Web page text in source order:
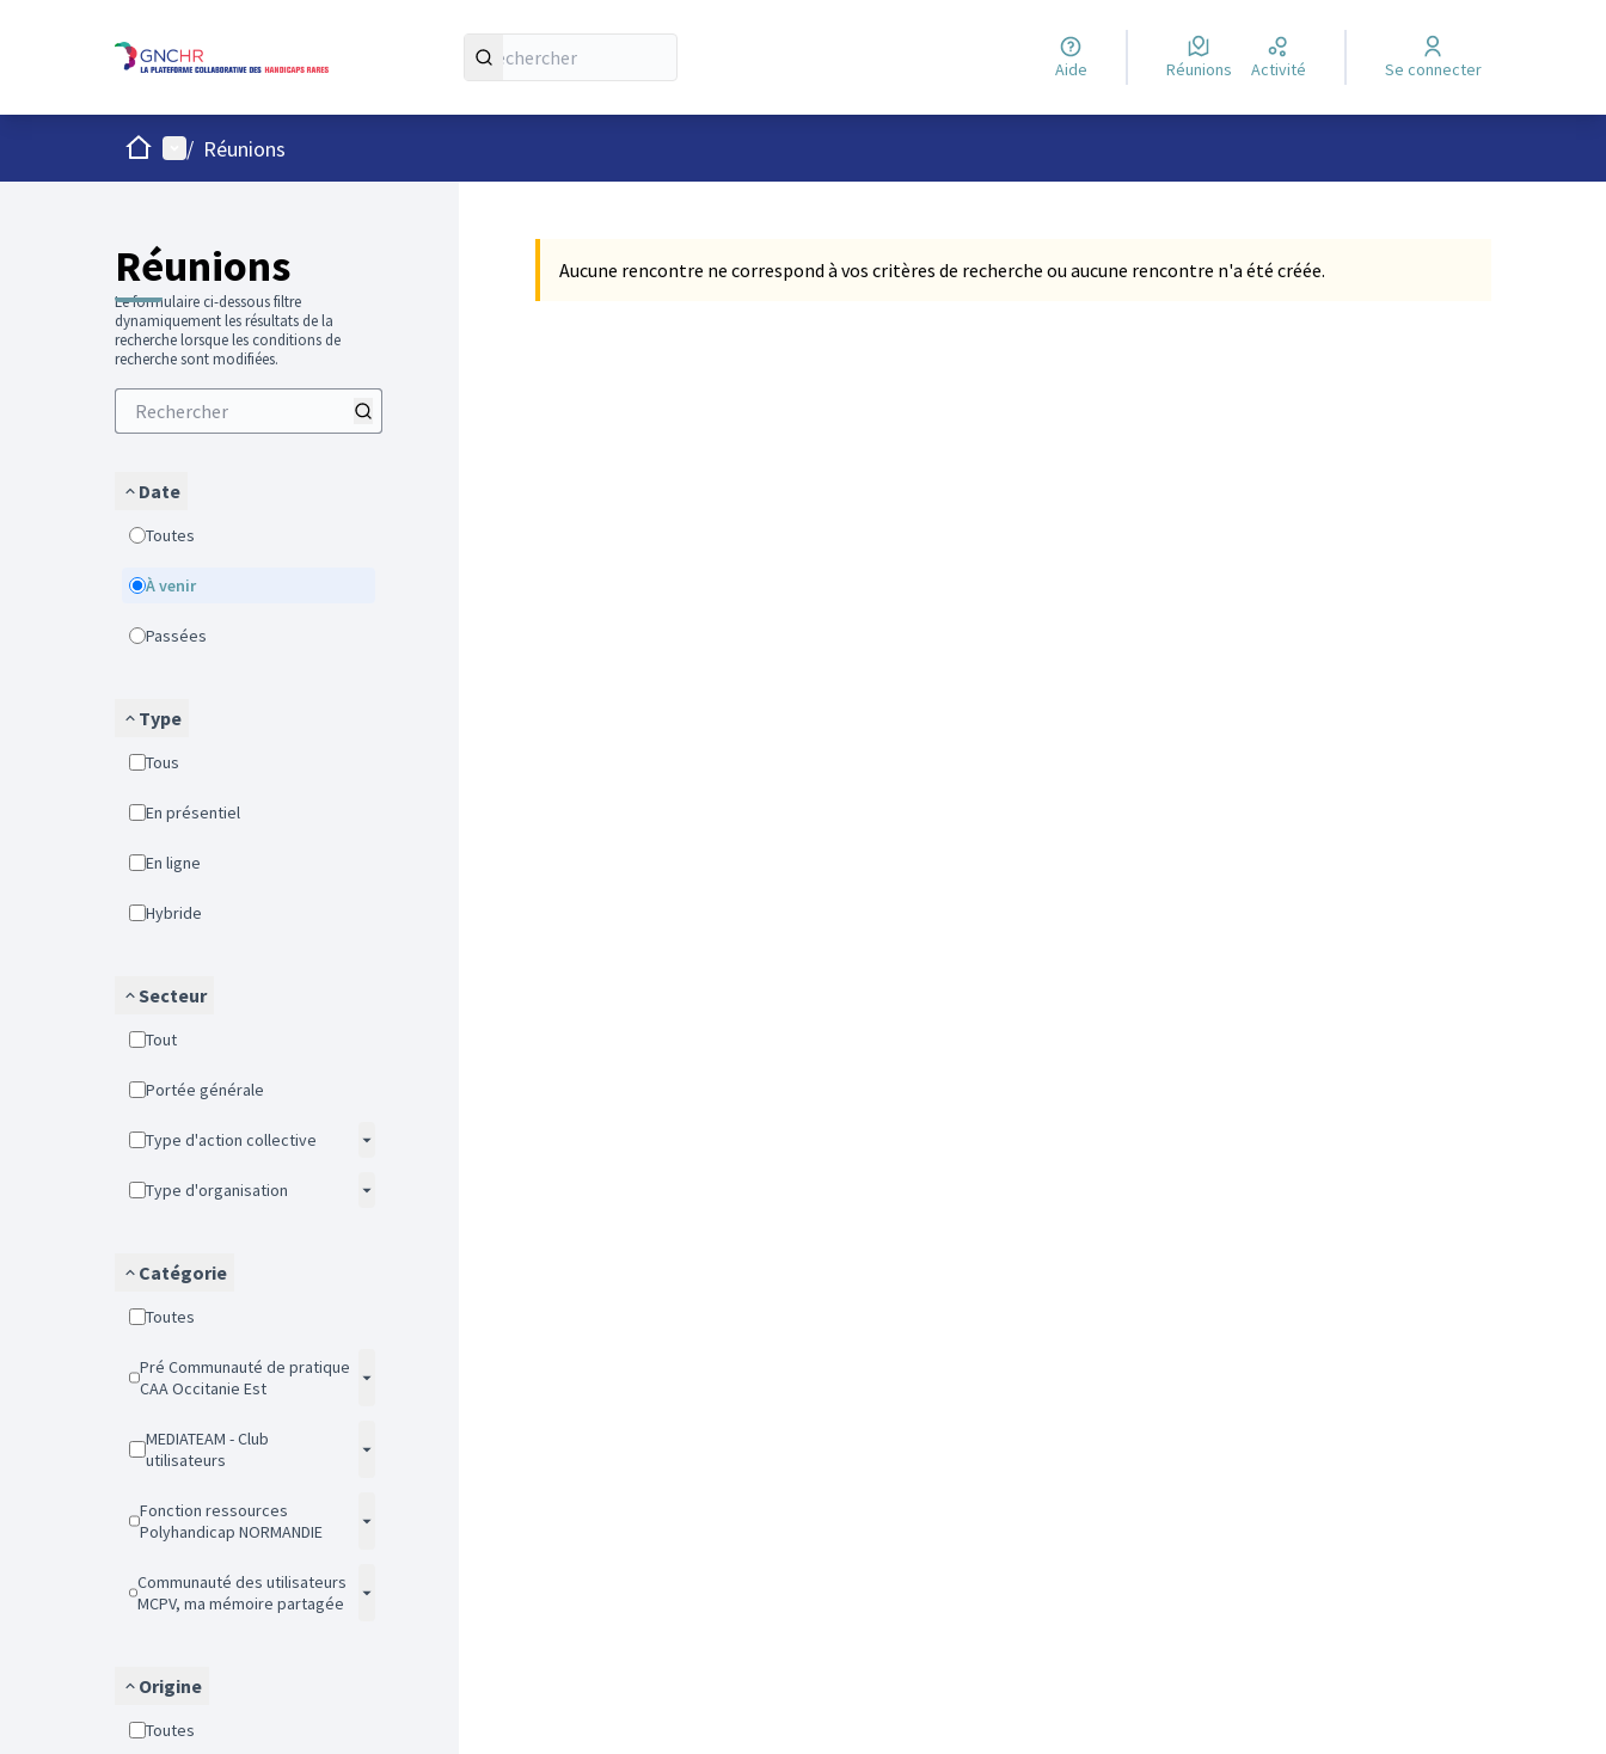
Aide Réunions Activité Se connecter
AccueilMenu principal
/ Réunions
Réunions
Le formulaire ci-dessous filtre
dynamiquement les résultats de la
recherche lorsque les conditions de
recherche sont modifiées.
Date
Toutes
À venir
Passées
Type
Tous
En présentiel
En ligne
Hybride
Secteur
Tout
Portée générale
Type d'action collective
Type d'organisation
Catégorie
Toutes
Pré Communauté de pratique
CAA Occitanie Est
MEDIATEAM - Club
utilisateurs
Fonction ressources
Polyhandicap NORMANDIE
Communauté des utilisateurs
MCPV, ma mémoire partagée
Origine
Toutes
Aucune rencontre ne correspond à vos critères de recherche ou aucune rencontre n'a été créée.